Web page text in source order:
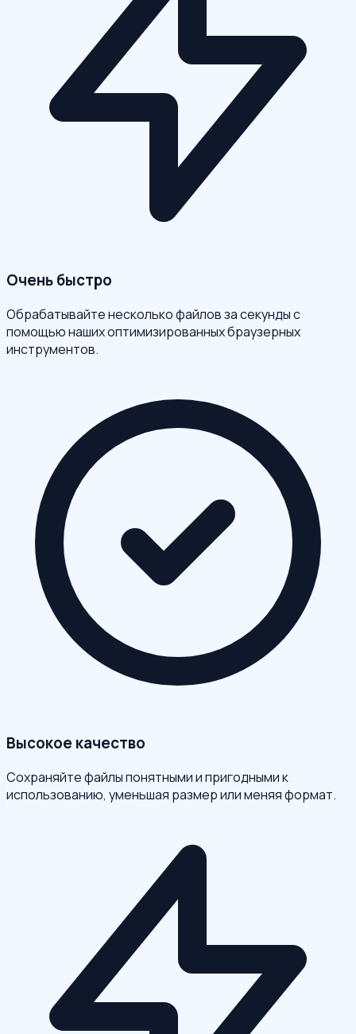
Очень быстро
Обрабатывайте несколько файлов за секунды с
помощью наших оптимизированных браузерных
инструментов.
Высокое качество
Сохраняйте файлы понятными и пригодными к
использованию, уменьшая размер или меняя формат.